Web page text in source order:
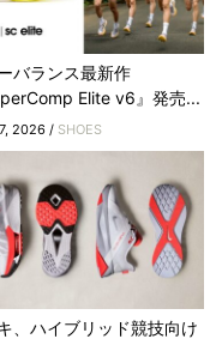
バランス最新作
Elite v6』発売...
2026 / SHOES
、ハイブリッド競技向け